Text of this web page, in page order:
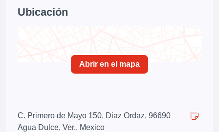
Ubicación
Abrir en el mapa
C. Primero de Mayo 150, Diaz Ordaz, 96690
Agua Dulce, Ver., Mexico